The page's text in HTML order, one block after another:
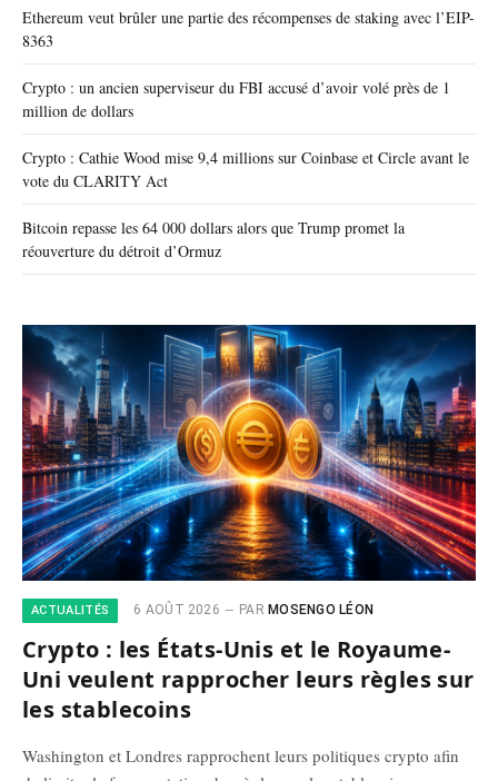
Ethereum veut brûler une partie des récompenses de staking avec l’EIP-
8363
Crypto : un ancien superviseur du FBI accusé d’avoir volé près de 1
million de dollars
Crypto : Cathie Wood mise 9,4 millions sur Coinbase et Circle avant le
vote du CLARITY Act
Bitcoin repasse les 64 000 dollars alors que Trump promet la
réouverture du détroit d’Ormuz
ACTUALITÉS 6 AOÛT 2026 PAR MOSENGO LÉON
Crypto : les États-Unis et le Royaume-
Uni veulent rapprocher leurs règles sur
les stablecoins
Washington et Londres rapprochent leurs politiques crypto afin